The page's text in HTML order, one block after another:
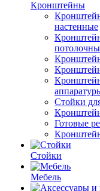
Кронштейны
настенные
Стойки
Готовые
Стойки
Мебель